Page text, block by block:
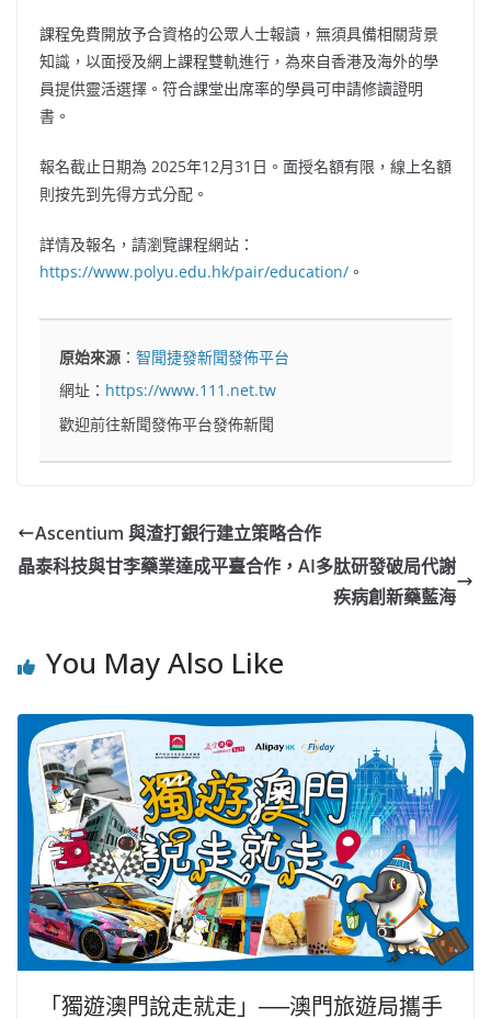
課程免費開放予合資格的公眾人士報讀，無須具備相關背景
知識，以面授及網上課程雙軌進行，為來自香港及海外的學
員提供靈活選擇。符合課堂出席率的學員可申請修讀證明
書。
報名截止日期為 2025年12月31日。面授名額有限，線上名額
則按先到先得方式分配。
詳情及報名，請瀏覽課程網站：
https://www.polyu.edu.hk/pair/education/ 。
原始來源 ：智聞捷發新聞發佈平台
網址： https://www.111.net.tw
歡迎前往新聞發佈平台發佈新聞
Ascentium 與渣打銀行建立策略合作
晶泰科技與甘李藥業達成平臺合作，AI多肽研發破局代謝
疾病創新藥藍海
You May Also Like
「獨遊澳⾨說⾛就⾛」──澳⾨旅遊局攜⼿